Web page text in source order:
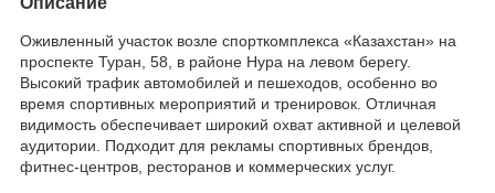
Оживленный участок возле спорткомплекса «Казахстан» на
проспекте Туран, 58, в районе Нура на левом берегу.
Высокий трафик автомобилей и пешеходов, особенно во
время спортивных мероприятий и тренировок. Отличная
видимость обеспечивает широкий охват активной и целевой
аудитории. Подходит для рекламы спортивных брендов,
фитнес-центров, ресторанов и коммерческих услуг.